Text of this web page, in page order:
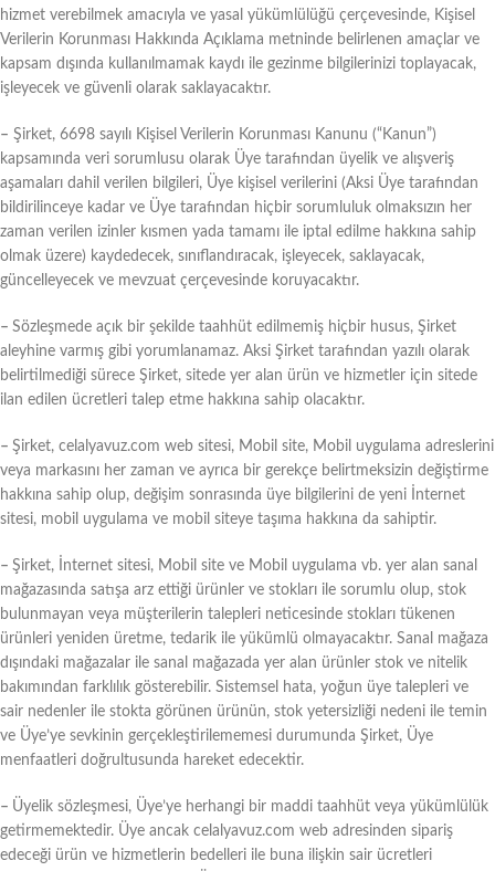
hizmet verebilmek amacıyla ve yasal yükümlülüğü çerçevesinde, Kişisel
Verilerin Korunması Hakkında Açıklama metninde belirlenen amaçlar ve
kapsam dışında kullanılmamak kaydı ile gezinme bilgilerinizi toplayacak,
işleyecek ve güvenli olarak saklayacaktır.
– Şirket, 6698 sayılı Kişisel Verilerin Korunması Kanunu (“Kanun”)
kapsamında veri sorumlusu olarak Üye tarafından üyelik ve alışveriş
aşamaları dahil verilen bilgileri, Üye kişisel verilerini (Aksi Üye tarafından
bildirilinceye kadar ve Üye tarafından hiçbir sorumluluk olmaksızın her
zaman verilen izinler kısmen yada tamamı ile iptal edilme hakkına sahip
olmak üzere) kaydedecek, sınıflandıracak, işleyecek, saklayacak,
güncelleyecek ve mevzuat çerçevesinde koruyacaktır.
– Sözleşmede açık bir şekilde taahhüt edilmemiş hiçbir husus, Şirket
aleyhine varmış gibi yorumlanamaz. Aksi Şirket tarafından yazılı olarak
belirtilmediği sürece Şirket, sitede yer alan ürün ve hizmetler için sitede
ilan edilen ücretleri talep etme hakkına sahip olacaktır.
– Şirket, celalyavuz.com web sitesi, Mobil site, Mobil uygulama adreslerini
veya markasını her zaman ve ayrıca bir gerekçe belirtmeksizin değiştirme
hakkına sahip olup, değişim sonrasında üye bilgilerini de yeni İnternet
sitesi, mobil uygulama ve mobil siteye taşıma hakkına da sahiptir.
– Şirket, İnternet sitesi, Mobil site ve Mobil uygulama vb. yer alan sanal
mağazasında satışa arz ettiği ürünler ve stokları ile sorumlu olup, stok
bulunmayan veya müşterilerin talepleri neticesinde stokları tükenen
ürünleri yeniden üretme, tedarik ile yükümlü olmayacaktır. Sanal mağaza
dışındaki mağazalar ile sanal mağazada yer alan ürünler stok ve nitelik
bakımından farklılık gösterebilir. Sistemsel hata, yoğun üye talepleri ve
sair nedenler ile stokta görünen ürünün, stok yetersizliği nedeni ile temin
ve Üye’ye sevkinin gerçekleştirilememesi durumunda Şirket, Üye
menfaatleri doğrultusunda hareket edecektir.
– Üyelik sözleşmesi, Üye’ye herhangi bir maddi taahhüt veya yükümlülük
getirmemektedir. Üye ancak celalyavuz.com web adresinden sipariş
edeceği ürün ve hizmetlerin bedelleri ile buna ilişkin sair ücretleri